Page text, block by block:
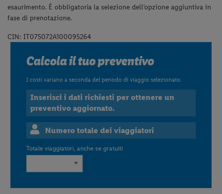
esaurimento. È obbligatoria la selezione dell’opzione aggiuntiva in
fase di prenotazione.
CIN: IT075072A100095264
Calcola il tuo preventivo
I costi variano a seconda del periodo di viaggio selezionato.
Inserisci i dati richiesti per ottenere un
preventivo aggiornato.
Numero totale dei viaggiatori
Totale viaggiatori, anche se gratuiti